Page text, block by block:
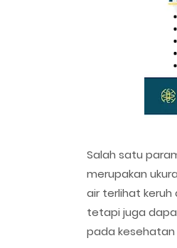
Salah satu
merupakan
air terlihat keruh
tetapi juga
pada kesehatan